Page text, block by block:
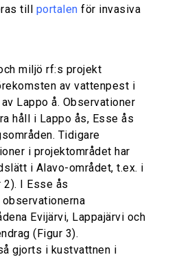
till portalen för invasiva
miljö rf:s projekt
av vattenpest i
Lappo å. Observationer
håll i Lappo ås, Esse ås
Tidigare
i projektområdet har
i Alavo-området, t.ex. i
2). I Esse ås
Evijärvi, Lappajärvi och
(Figur 3).
gjorts i kustvattnen i